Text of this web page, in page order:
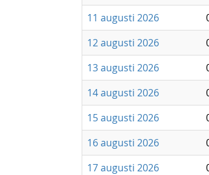
11 augusti 2026
12 augusti 2026
13 augusti 2026
14 augusti 2026
15 augusti 2026
16 augusti 2026
17 augusti 2026